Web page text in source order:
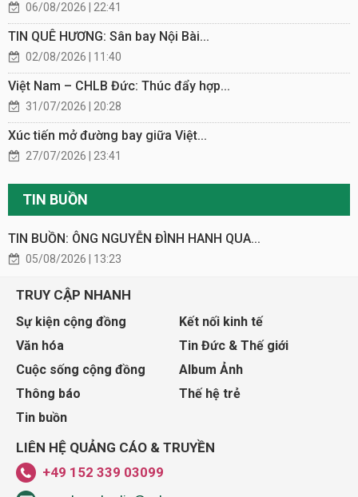
06/08/2026 | 22:41
TIN QUÊ HƯƠNG: Sân bay Nội Bài...
02/08/2026 | 11:40
Việt Nam – CHLB Đức: Thúc đẩy hợp...
31/07/2026 | 20:28
Xúc tiến mở đường bay giữa Việt...
27/07/2026 | 23:41
TIN BUỒN
TIN BUỒN: ÔNG NGUYỄN ĐÌNH HANH QUA...
05/08/2026 | 13:23
TRUY CẬP NHANH
Sự kiện cộng đồng
Kết nối kinh tế
Văn hóa
Tin Đức & Thế giới
Cuộc sống cộng đồng
Album Ảnh
Thông báo
Thế hệ trẻ
Tin buồn
LIÊN HỆ QUẢNG CÁO & TRUYỀN
+49 152 339 03099